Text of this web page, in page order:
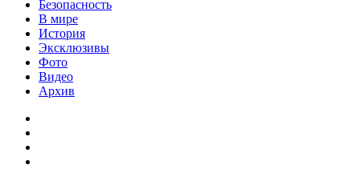
Безопасность
В мире
История
Эксклюзивы
Фото
Видео
Архив